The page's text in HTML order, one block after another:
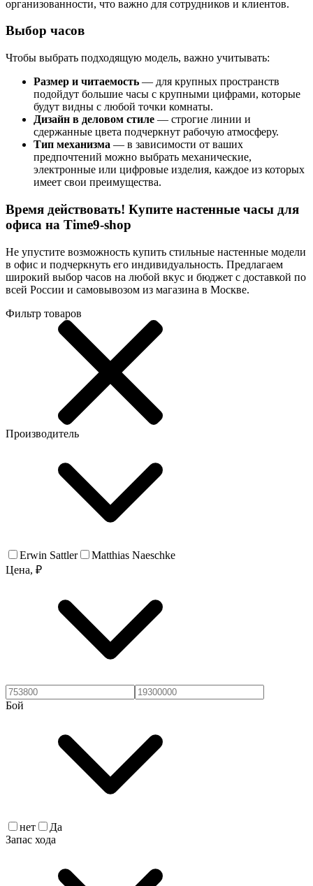
организованности, что важно для сотрудников и клиентов.
Выбор часов
Чтобы выбрать подходящую модель, важно учитывать:
Размер и читаемость — для крупных пространств
подойдут большие часы с крупными цифрами, которые
будут видны с любой точки комнаты.
Дизайн в деловом стиле — строгие линии и
сдержанные цвета подчеркнут рабочую атмосферу.
Тип механизма — в зависимости от ваших
предпочтений можно выбрать механические,
электронные или цифровые изделия, каждое из которых
имеет свои преимущества.
Время действовать! Купите настенные часы для
офиса на Time9-shop
Не упустите возможность купить стильные настенные модели
в офис и подчеркнуть его индивидуальность. Предлагаем
широкий выбор часов на любой вкус и бюджет с доставкой по
всей России и самовывозом из магазина в Москве.
Фильтр товаров
Производитель
Erwin Sattler
Matthias Naeschke
Цена, ₽
Бой
нет
Да
Запас хода